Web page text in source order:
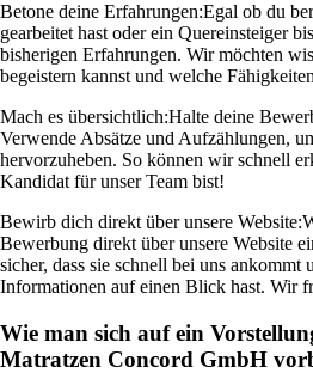
Betone deine Erfahrungen:Egal ob du
gearbeitet hast oder ein Quereinsteiger
bisherigen Erfahrungen. Wir möchten
begeistern kannst und welche
Mach es übersichtlich:Halte deine
Verwende Absätze und Aufzählungen,
hervorzuheben. So können wir schnell
Kandidat für unser Team bist!
Bewirb dich direkt über unsere Website:
Bewerbung direkt über unsere Website
sicher, dass sie schnell bei uns ankommt
Informationen auf einen Blick hast. Wir
Wie man sich auf ein
Matratzen Concord GmbH